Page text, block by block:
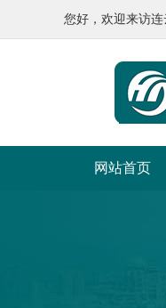
您好，欢迎来访连
网站首页